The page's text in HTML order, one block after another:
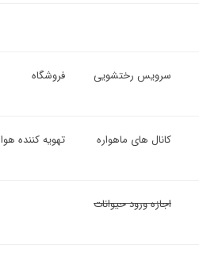
سرویس رختشویی فروشگاه
کانال های ماهواره تهویه کننده هوا
اجازه ورود حیوانات